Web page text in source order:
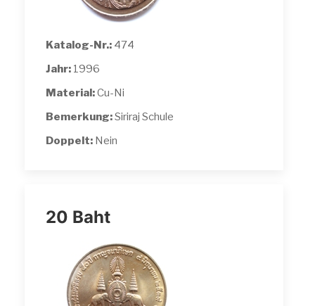
Katalog-Nr.: 474
Jahr: 1996
Material:Cu-Ni
Bemerkung:Siriraj Schule
Doppelt: Nein
20 Baht